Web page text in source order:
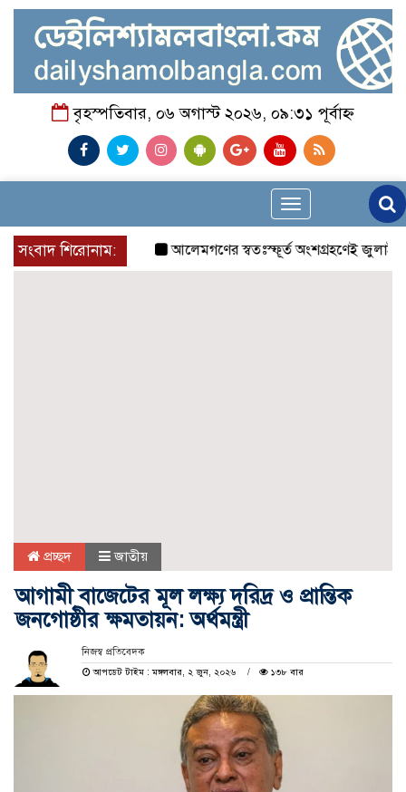
বৃহস্পতিবার, ০৬ অগাস্ট ২০২৬, ০৯:৩১ পূর্বাহ্ন
Toggle
navigation
সংবাদ শিরোনাম:
আলেমগণের স্বতঃস্ফূর্ত অংশগ্রহণেই জুলাই
প্রচ্ছদ জাতীয়
আগামী বাজেটের মূল লক্ষ্য দরিদ্র ও প্রান্তিক
জনগোষ্ঠীর ক্ষমতায়ন: অর্থমন্ত্রী
নিজস্ব প্রতিবেদক
আপডেট টাইম : মঙ্গলবার, ২ জুন, ২০২৬
১৩৮ বার